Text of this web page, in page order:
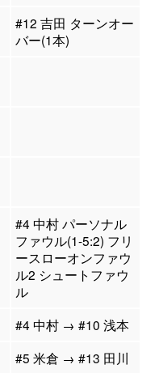
#12 吉田 ターンオー
バー(1本)
#4 中村 パーソナル
ファウル(1-5:2) フリ
ースローオンファウ
ル2 シュートファウ
ル
#4 中村 → #10 浅本
#5 米倉 → #13 田川